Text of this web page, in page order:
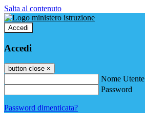
Salta al contenuto
Accedi
Accedi
button close ×
Nome Utente
Password
Password dimenticata?